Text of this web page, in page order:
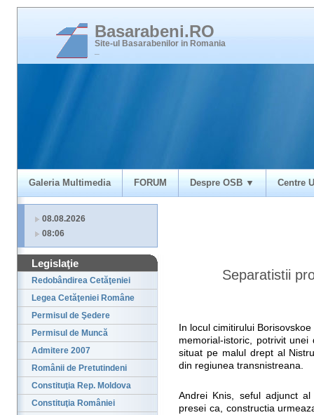
Basarabeni.RO
Site-ul Basarabenilor in Romania
Galeria Multimedia FORUM Despre OSB ▼ Centre
08.08.2026
08:06
Legislaţie
Redobândirea Cetăţeniei
Legea Cetăţeniei Române
Permisul de Şedere
Permisul de Muncă
Admitere 2007
Românii de Pretutindeni
Constituţia Rep. Moldova
Constituţia României
Separatistii
In locul cimitirului
memorial-istoric, potrivit
situat pe malul drept al
din regiunea transnistreana.
Andrei Knis, seful adjunct
presei ca, constructia